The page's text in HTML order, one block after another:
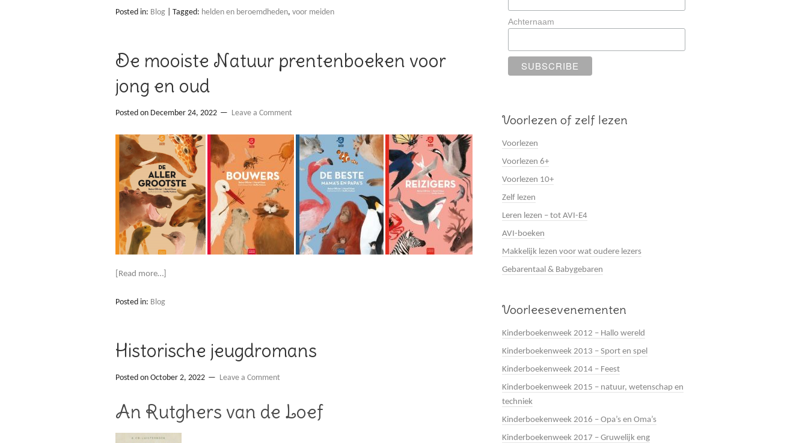
Posted in: Blog Tagged: helden en beroemdheden, voor meiden
De mooiste Natuur prentenboeken voor
jong en oud
Posted on December 24, 2022 Leave a Comment
[Read more…]
Posted in: Blog
Historische jeugdromans
Posted on October 2, 2022 Leave a Comment
An Rutghers van de Loef
Achternaam
Voorlezen of zelf lezen
Voorlezen
Voorlezen 6+
Voorlezen 10+
Zelf lezen
Leren lezen – tot AVI-E4
AVI-boeken
Makkelijk lezen voor wat oudere lezers
Gebarentaal & Babygebaren
Voorleesevenementen
Kinderboekenweek 2012 – Hallo wereld
Kinderboekenweek 2013 – Sport en spel
Kinderboekenweek 2014 – Feest
Kinderboekenweek 2015 – natuur, wetenschap en
techniek
Kinderboekenweek 2016 – Opa’s en Oma’s
Kinderboekenweek 2017 – Gruwelijk eng